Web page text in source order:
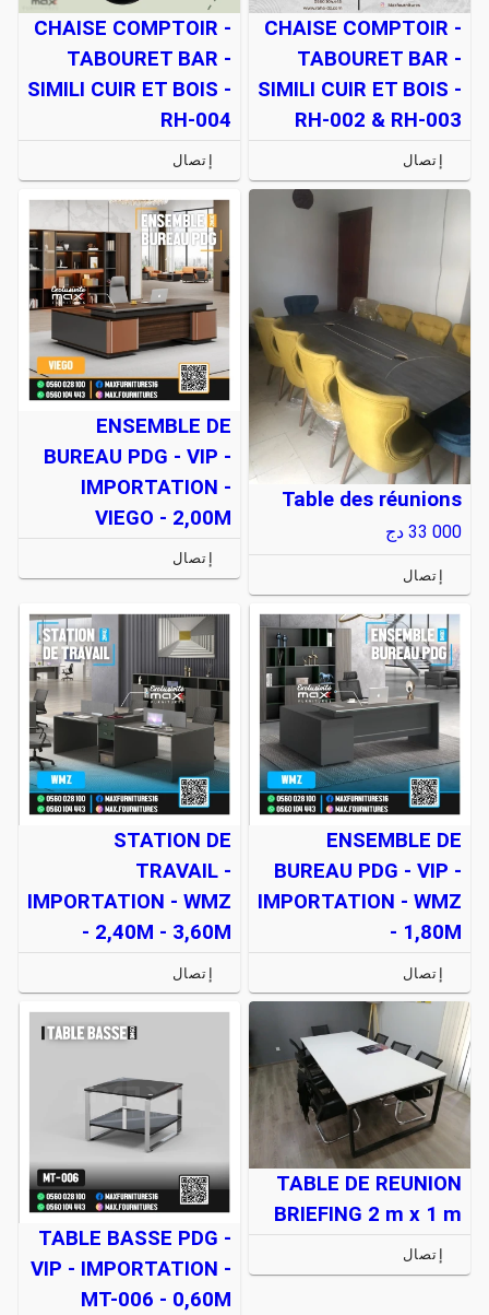
CHAISE COMPTOIR -
TABOURET BAR -
SIMILI CUIR ET BOIS -
RH-002 & RH-003
إتصال
CHAISE COMPTOIR -
TABOURET BAR -
SIMILI CUIR ET BOIS -
RH-004
إتصال
Table des réunions
33 000 دج
إتصال
ENSEMBLE DE
BUREAU PDG - VIP -
IMPORTATION -
VIEGO - 2,00M
إتصال
ENSEMBLE DE
BUREAU PDG - VIP -
IMPORTATION - WMZ
- 1,80M
إتصال
STATION DE
TRAVAIL -
IMPORTATION - WMZ
- 2,40M - 3,60M
إتصال
TABLE DE REUNION
BRIEFING 2 m x 1 m
إتصال
TABLE BASSE PDG -
VIP - IMPORTATION -
MT-006 - 0,60M